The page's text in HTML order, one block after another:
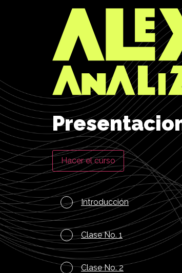
Hacer el curso
Introducción
Clase No. 1
Clase No. 2